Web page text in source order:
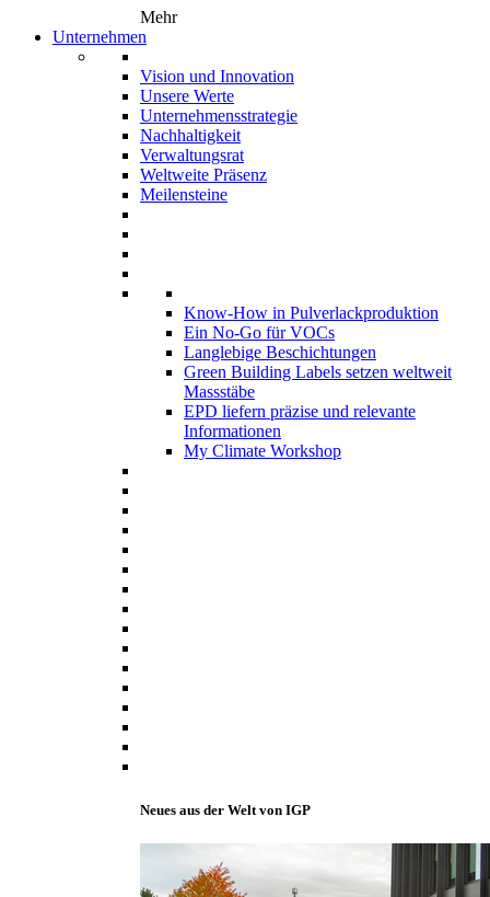
Mehr
Unternehmen
Vision und Innovation
Unsere Werte
Unternehmensstrategie
Nachhaltigkeit
Verwaltungsrat
Weltweite Präsenz
Meilensteine
Know-How in Pulverlackproduktion
Ein No-Go für VOCs
Langlebige Beschichtungen
Green Building Labels setzen weltweit
Massstäbe
EPD liefern präzise und relevante
Informationen
My Climate Workshop
Neues aus der Welt von IGP